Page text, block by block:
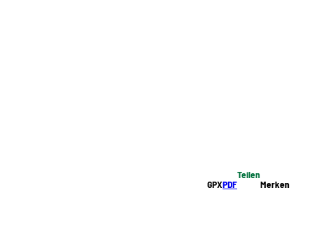
GPXPDF
Teilen
Merken